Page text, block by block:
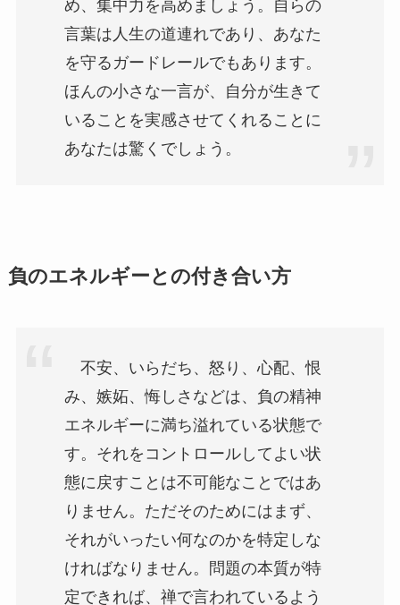
言葉は人生の道連れであり、あなた
を守るガードレールでもあります。
ほんの小さな一言が、自分が生きて
いることを実感させてくれることに
あなたは驚くでしょう。
負のエネルギーとの付き合い方
不安、いらだち、怒り、心配、恨
み、嫉妬、悔しさなどは、負の精神
エネルギーに満ち溢れている状態で
す。それをコントロールしてよい状
態に戻すことは不可能なことではあ
りません。ただそのためにはまず、
それがいったい何なのかを特定しな
ければなりません。問題の本質が特
定できれば、禅で言われているよう